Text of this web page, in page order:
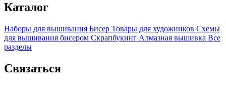
Каталог
Наборы для вышивания Бисер Товары для художников Схемы
для вышивания бисером Скрапбукинг Алмазная вышивка Все
разделы
Связаться